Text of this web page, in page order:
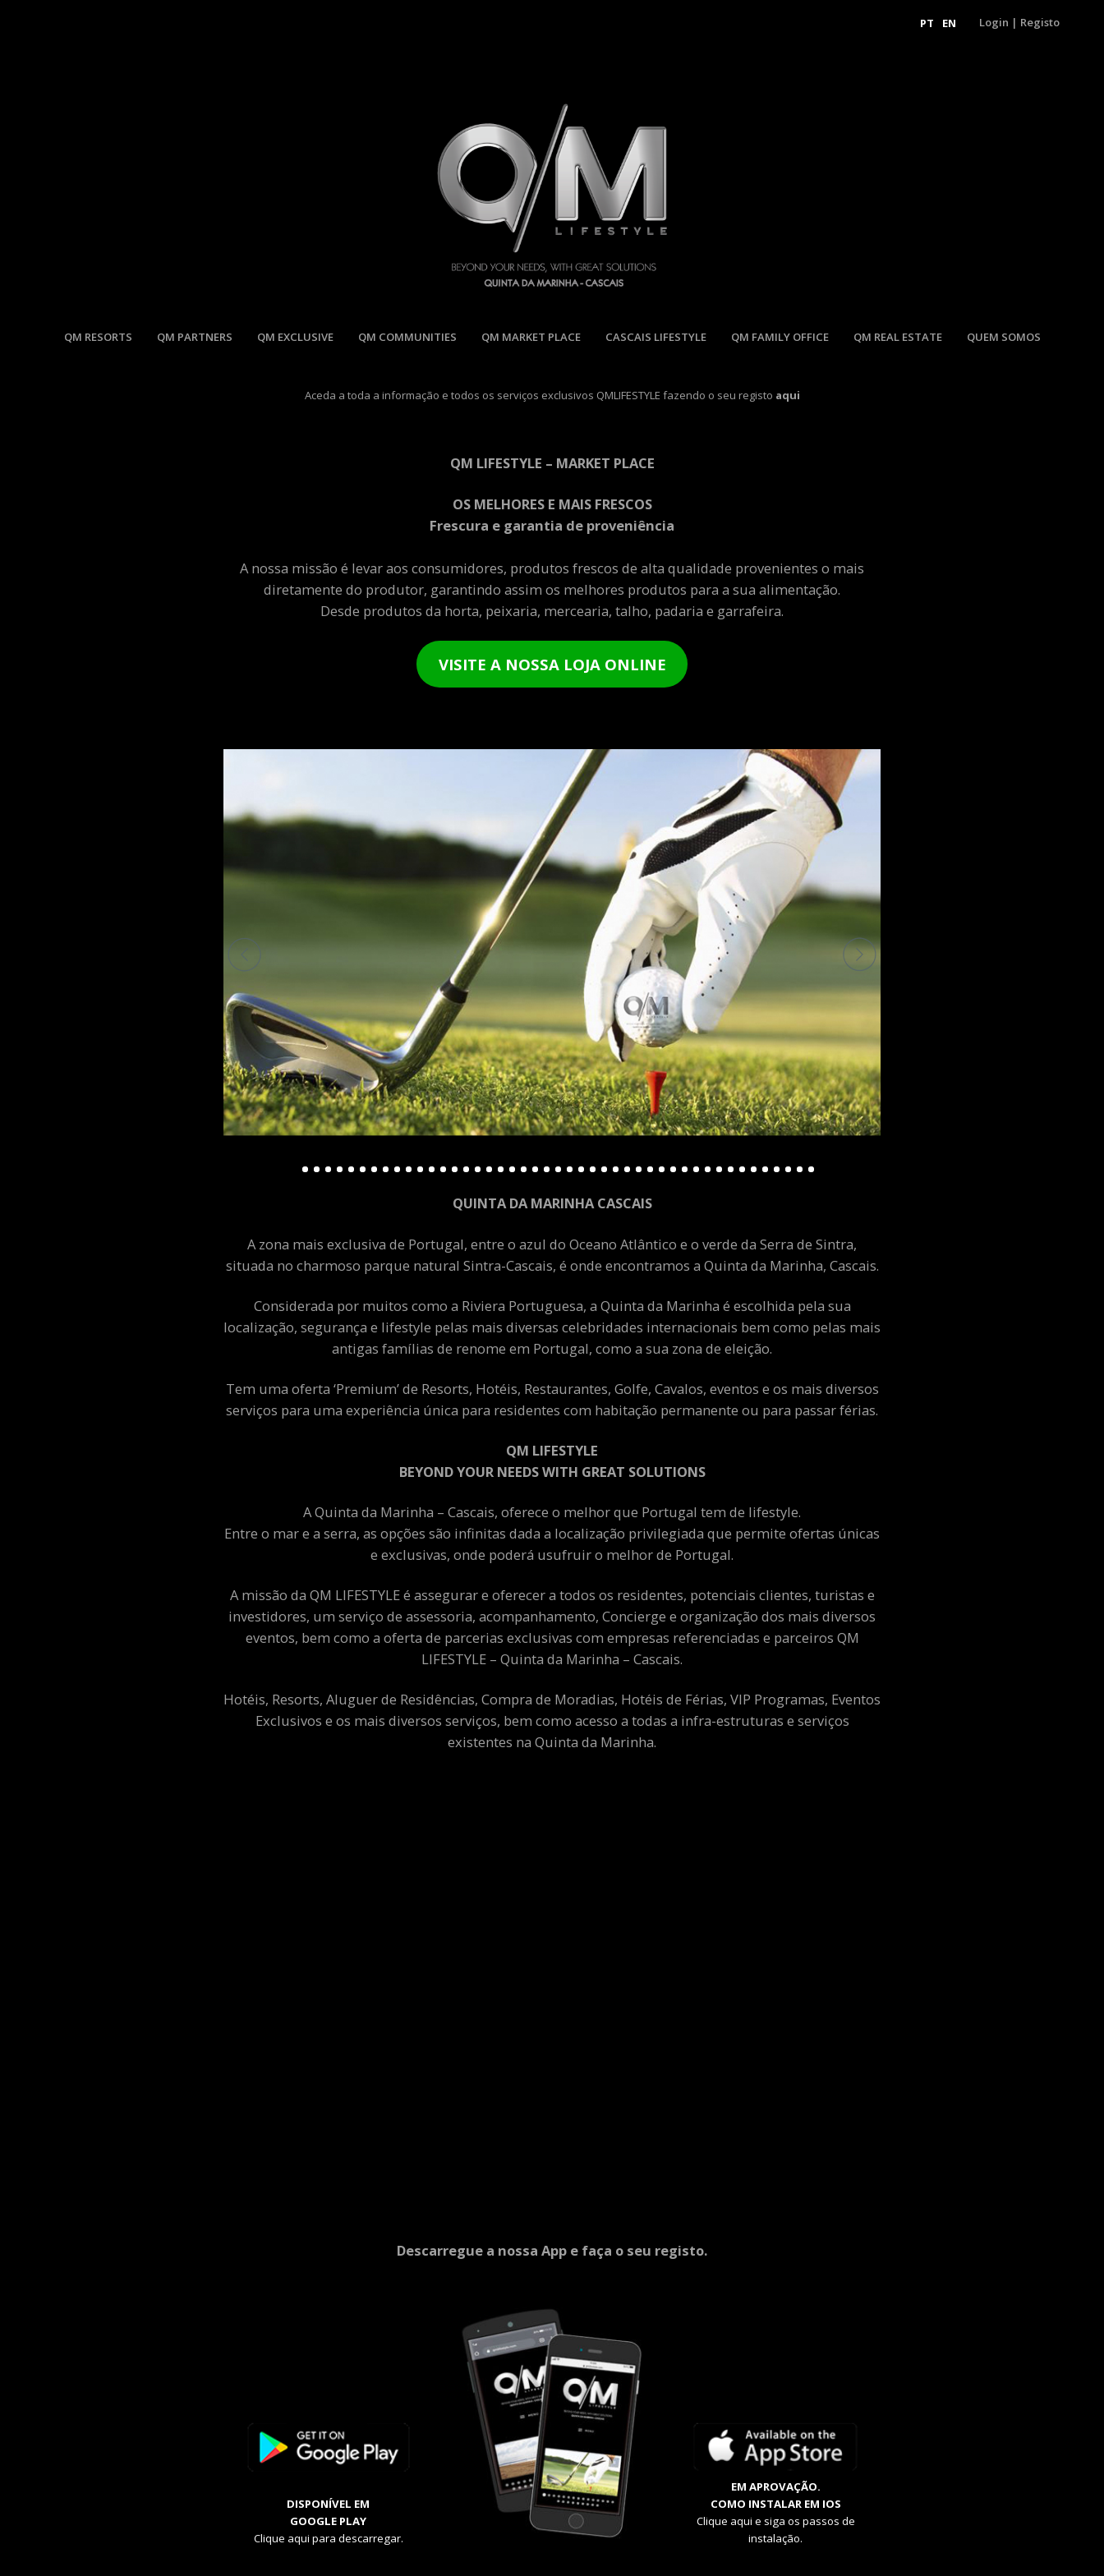
PT EN Login | Registo
QM RESORTS QM PARTNERS QM EXCLUSIVE QM COMMUNITIES QM MARKET PLACE CASCAIS LIFESTYLE QM FAMILY OFFICE QM REAL ESTATE QUEM SOMOS
Aceda a toda a informação e todos os serviços exclusivos QMLIFESTYLE fazendo o seu registo aqui
QM LIFESTYLE – MARKET PLACE
OS MELHORES E MAIS FRESCOS
Frescura e garantia de proveniência
A nossa missão é levar aos consumidores, produtos frescos de alta qualidade provenientes o mais
diretamente do produtor, garantindo assim os melhores produtos para a sua alimentação.
Desde produtos da horta, peixaria, mercearia, talho, padaria e garrafeira.
VISITE A NOSSA LOJA ONLINE
QUINTA DA MARINHA CASCAIS
A zona mais exclusiva de Portugal, entre o azul do Oceano Atlântico e o verde da Serra de Sintra,
situada no charmoso parque natural Sintra-Cascais, é onde encontramos a Quinta da Marinha, Cascais.
Considerada por muitos como a Riviera Portuguesa, a Quinta da Marinha é escolhida pela sua
localização, segurança e lifestyle pelas mais diversas celebridades internacionais bem como pelas mais
antigas famílias de renome em Portugal, como a sua zona de eleição.
Tem uma oferta ‘Premium’ de Resorts, Hotéis, Restaurantes, Golfe, Cavalos, eventos e os mais diversos
serviços para uma experiência única para residentes com habitação permanente ou para passar férias.
QM LIFESTYLE
BEYOND YOUR NEEDS WITH GREAT SOLUTIONS
A Quinta da Marinha – Cascais, oferece o melhor que Portugal tem de lifestyle.
Entre o mar e a serra, as opções são infinitas dada a localização privilegiada que permite ofertas únicas
e exclusivas, onde poderá usufruir o melhor de Portugal.
A missão da QM LIFESTYLE é assegurar e oferecer a todos os residentes, potenciais clientes, turistas e
investidores, um serviço de assessoria, acompanhamento, Concierge e organização dos mais diversos
eventos, bem como a oferta de parcerias exclusivas com empresas referenciadas e parceiros QM
LIFESTYLE – Quinta da Marinha – Cascais.
Hotéis, Resorts, Aluguer de Residências, Compra de Moradias, Hotéis de Férias, VIP Programas, Eventos
Exclusivos e os mais diversos serviços, bem como acesso a todas a infra-estruturas e serviços
existentes na Quinta da Marinha.
Descarregue a nossa App e faça o seu registo.
DISPONÍVEL EM
GOOGLE PLAY
Clique aqui para descarregar.
EM APROVAÇÃO.
COMO INSTALAR EM IOS
Clique aqui e siga os passos de
instalação.